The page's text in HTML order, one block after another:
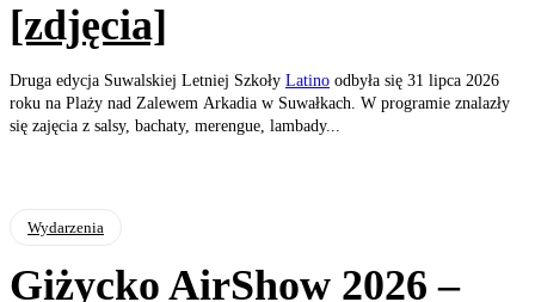
[zdjęcia]
Druga edycja Suwalskiej Letniej Szkoły Latino odbyła się 31 lipca 2026
roku na Plaży nad Zalewem Arkadia w Suwałkach. W programie znalazły
się zajęcia z salsy, bachaty, merengue, lambady...
Wydarzenia
Giżycko AirShow 2026 –